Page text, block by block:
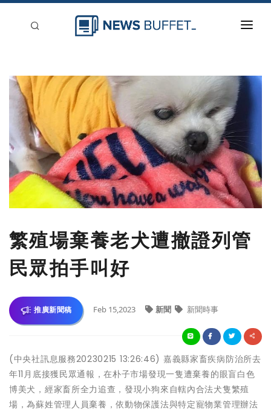
新聞稿分類
登入
刊登
繁殖場棄養老犬遭撤證列管
民眾拍手叫好
推廣新聞稿 Feb 15,2023 新聞 新聞時事
(中央社訊息服務20230215 13:26:46) 嘉義縣家畜疾病防治所去
年11月底接獲民眾通報，在朴子市場發現一隻遭棄養的眼盲白色
博美犬，經家畜所全力追查，發現小狗來自轄內合法犬隻繁殖
場，為蘇姓管理人員棄養，依動物保護法與特定寵物業管理辦法